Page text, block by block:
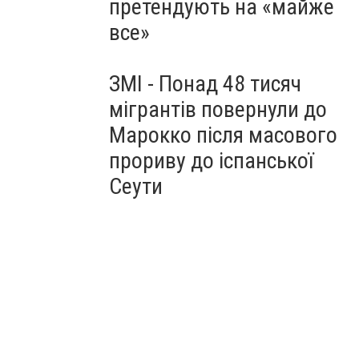
претендують на «майже
все»
ЗМІ - Понад 48 тисяч
мігрантів повернули до
Марокко після масового
прориву до іспанської
Сеути